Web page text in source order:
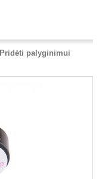
Pridėti palyginimui